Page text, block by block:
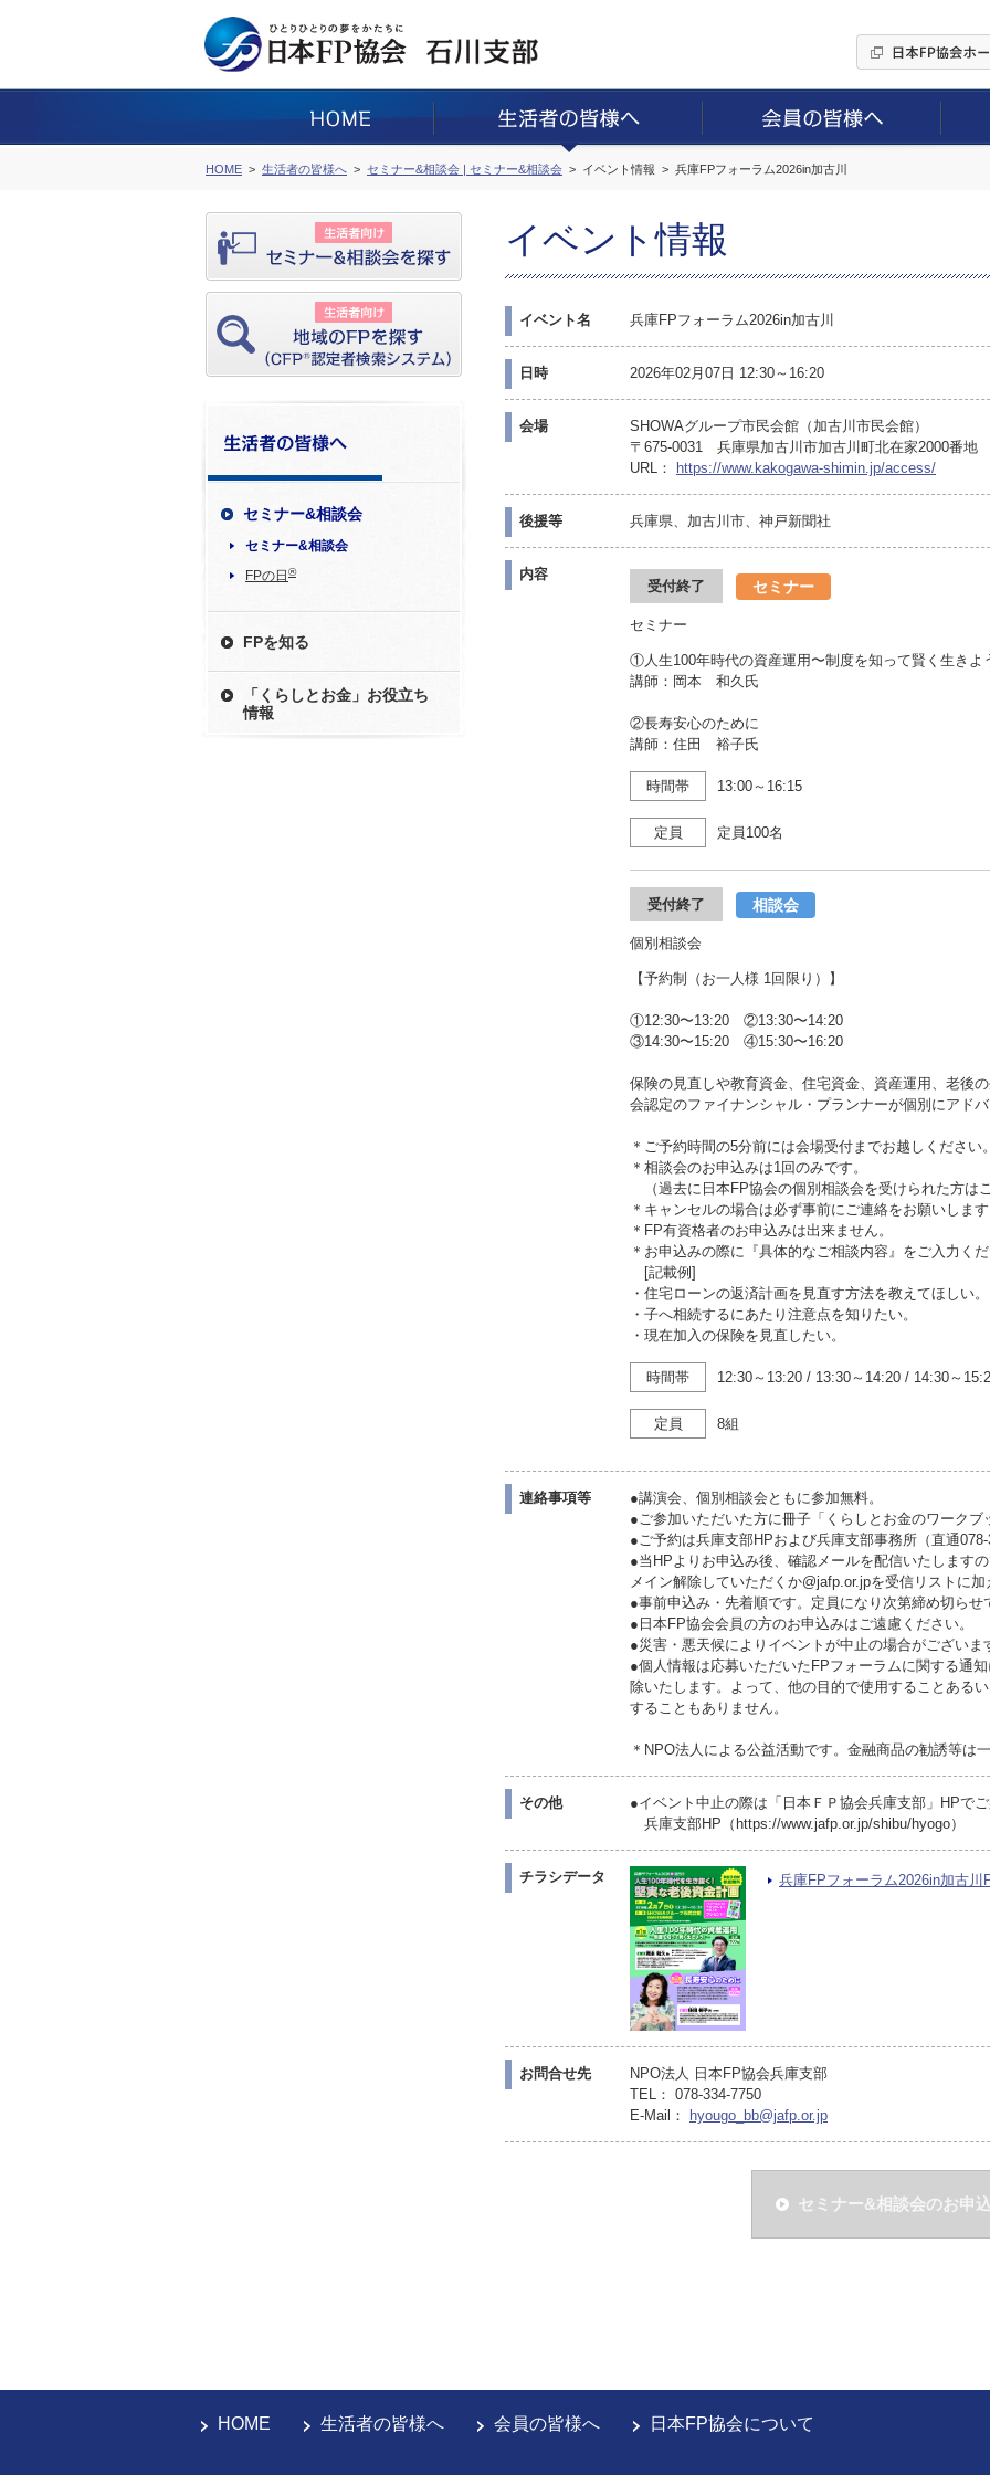
HOME 生活者の皆様へ セミナー&相談会 | セミナー&相談会 イベント情報 兵庫FPフォーラム2026in加古川
セミナー&相談会
セミナー&相談会
FPの日 ®
FPを知る
「くらしとお金」お役立ち
情報
イベント情報
イベント名 兵庫FPフォーラム2026in加古川
日時 2026年02月07日 12:30～16:20
会場
SHOWAグループ市民会館（加古川市民会館）
〒675-0031 兵庫県加古川市加古川町北在家2000番地
URL：
https://www.kakogawa-shimin.jp/access/
後援等 兵庫県、加古川市、神戸新聞社
内容
受付終了 セミナー
セミナー
①人生100年時代の資産運用〜制度を知って賢く生きよ
講師：岡本 和久氏
②長寿安心のために
講師：住田 裕子氏
時間帯 13:00～16:15
定員 定員100名
受付終了 相談会
個別相談会
【予約制（お一人様 1回限り）】
①12:30〜13:20 ②13:30〜14:20
③14:30〜15:20 ④15:30〜16:20
保険の見直しや教育資金、住宅資金、資産運用、老後
会認定のファイナンシャル・プランナーが個別にアド
＊ご予約時間の5分前には会場受付までお越しください
＊相談会のお申込みは1回のみです。
（過去に日本FP協会の個別相談会を受けられた方は
＊キャンセルの場合は必ず事前にご連絡をお願いしま
＊FP有資格者のお申込みは出来ません。
＊お申込みの際に『具体的なご相談内容』をご入力く
[記載例]
・住宅ローンの返済計画を見直す方法を教えてほしい。
・子へ相続するにあたり注意点を知りたい。
・現在加入の保険を見直したい。
時間帯 12:30～13:20 / 13:30～14:20 / 14:30～
定員 8組
連絡事項等
●講演会、個別相談会ともに参加無料。
●ご参加いただいた方に冊子「くらしとお金のワークブ
●ご予約は兵庫支部HPおよび兵庫支部事務所（直通
●当HPよりお申込み後、確認メールを配信いたします
メイン解除していただくか@jafp.or.jpを受信リストに
●事前申込み・先着順です。定員になり次第締め切らせ
●日本FP協会会員の方のお申込みはご遠慮ください。
●災害・悪天候によりイベントが中止の場合がござい
●個人情報は応募いただいたFPフォーラムに関する通
除いたします。よって、他の目的で使用することある
することもありません。
＊NPO法人による公益活動です。金融商品の勧誘等は
その他
●イベント中止の際は「日本ＦＰ協会兵庫支部」HPで
兵庫支部HP（https://www.jafp.or.jp/shibu/hyogo）
チラシデータ 兵庫FPフォーラム2026in加古川
お問合せ先
NPO法人 日本FP協会兵庫支部
TEL： 078-334-7750
E-Mail：
hyougo_bb@jafp.or.jp
セミナー&相談会のお申
HOME 生活者の皆様へ 会員の皆様へ 日本FP協会について